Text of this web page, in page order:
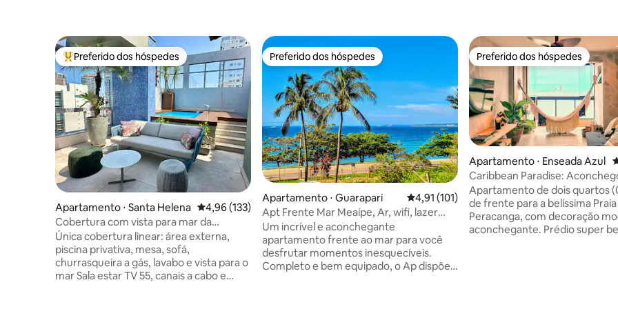
Entre os melhores preferidos dos hóspedes
Preferido dos hóspedes
Apartamento ⋅ Santa Helena 4,96 de uma avaliação média de 5, 133 avaliações
4,96 (133)
Cobertura com vista para mar da
Enseada
Única cobertura linear: área externa,
piscina privativa, mesa, sofá,
churrasqueira a gás, lavabo e vista para o
mar Sala estar TV 55, canais a cabo e
Preferido dos hóspedes
Preferido dos hóspedes
Apartamento ⋅ Guarapari 4,91 de uma avaliação média de 5, 101
4,91 (101)
Apt Frente Mar Meaípe, Ar, wifi, lazer
completo
Um incrível e aconchegante
apartamento frente ao mar para você
desfrutar momentos inesquecíveis.
Completo e bem equipado, o Ap dispõe
Preferido dos hóspedes
Preferido dos hóspedes
Apartamento ⋅ Enseada Azul
Caribbean Paradise:
frente pro mar
Apartamento de dois quartos
de frente para a belíssima
Peracanga, com decoração
aconchegante. Prédio super